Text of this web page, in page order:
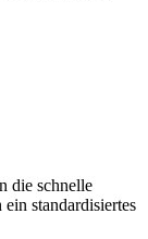
die schnelle
standardisiertes